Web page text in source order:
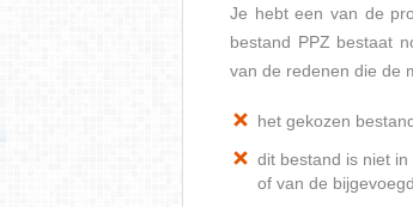
Je hebt een van de
bestand PPZ bestaat
van de redenen die de
het gekozen
dit bestand is niet
of van de